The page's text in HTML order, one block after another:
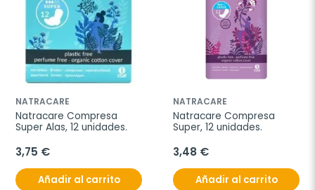
NATRACARE
Natracare Compresa
Super Alas, 12 unidades.
3,75 €
Añadir al carrito
NATRACARE
Natracare Compresa
Super, 12 unidades.
3,48 €
Añadir al carrito